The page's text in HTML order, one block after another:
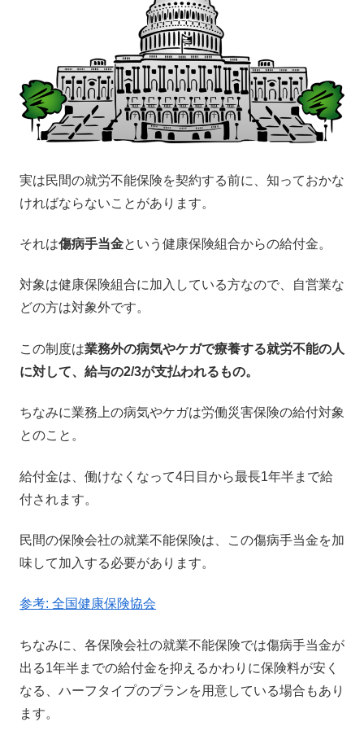
実は民間の就労不能保険を契約する前に、知っておかな
ければならないことがあります。
それは傷病手当金という健康保険組合からの給付金。
対象は健康保険組合に加入している方なので、自営業な
どの方は対象外です。
この制度は業務外の病気やケガで療養する就労不能の人
に対して、給与の2/3が支払われるもの。
ちなみに業務上の病気やケガは労働災害保険の給付対象
とのこと。
給付金は、働けなくなって4日目から最長1年半まで給
付されます。
民間の保険会社の就業不能保険は、この傷病手当金を加
味して加入する必要があります。
参考: 全国健康保険協会
ちなみに、各保険会社の就業不能保険では傷病手当金が
出る1年半までの給付金を抑えるかわりに保険料が安く
なる、ハーフタイプのプランを用意している場合もあり
ます。